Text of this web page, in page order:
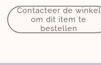
prijs
Contacteer de winkel
om dit item te
bestellen